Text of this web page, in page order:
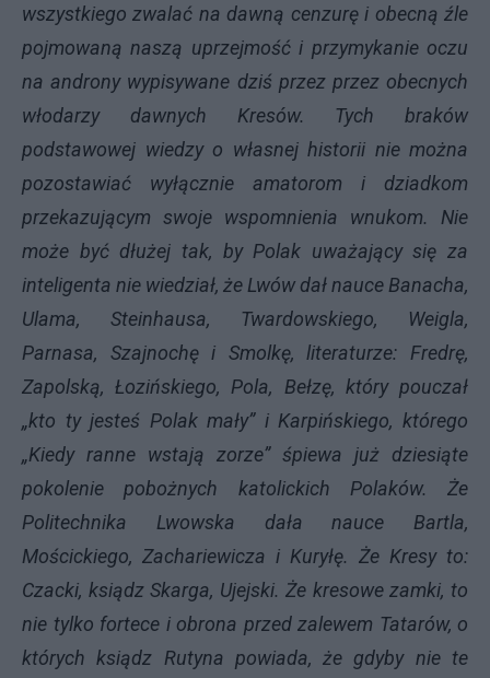
wszystkiego zwalać na dawną cenzurę i obecną źle
pojmowaną naszą uprzejmość i przymykanie oczu
na androny wypisywane dziś przez przez obecnych
włodarzy dawnych Kresów. Tych braków
podstawowej wiedzy o własnej historii nie można
pozostawiać wyłącznie amatorom i dziadkom
przekazującym swoje wspomnienia wnukom. Nie
może być dłużej tak, by Polak uważający się za
inteligenta nie wiedział, że Lwów dał nauce Banacha,
Ulama, Steinhausa, Twardowskiego, Weigla,
Parnasa, Szajnochę i Smolkę, literaturze: Fredrę,
Zapolską, Łozińskiego, Pola, Bełzę, który pouczał
„kto ty jesteś Polak mały” i Karpińskiego, którego
„Kiedy ranne wstają zorze” śpiewa już dziesiąte
pokolenie pobożnych katolickich Polaków. Że
Politechnika Lwowska dała nauce Bartla,
Mościckiego, Zachariewicza i Kuryłę. Że Kresy to:
Czacki, ksiądz Skarga, Ujejski. Że kresowe zamki, to
nie tylko fortece i obrona przed zalewem Tatarów, o
których ksiądz Rutyna powiada, że gdyby nie te